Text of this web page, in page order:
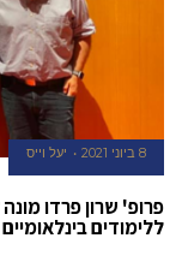
8 ביוני 2021 יעל וייס
פרופ' שרון פרדו
ללימודים בינלאומיים